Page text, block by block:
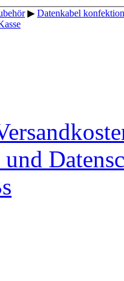
▶ Datenkabel